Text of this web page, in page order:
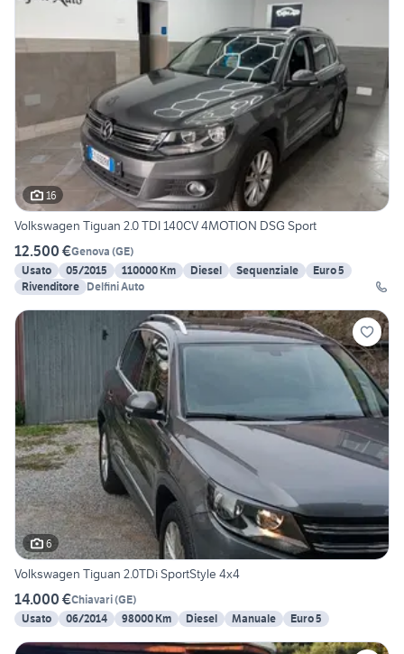
16
Volkswagen Tiguan 2.0 TDI 140CV 4MOTION DSG Sport
12.500 €Genova (GE)
Usato
05/2015 110000 Km Diesel Sequenziale
Euro 5
Rivenditore Delfini Auto
6
Volkswagen Tiguan 2.0TDi SportStyle 4x4
14.000 €Chiavari(GE)
Usato
06/2014 98000 Km Diesel Manuale Euro 5